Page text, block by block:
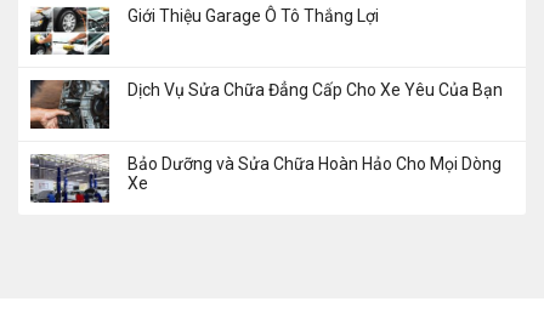
Giới Thiệu Garage Ô Tô Thắng Lợi
Dịch Vụ Sửa Chữa Đẳng Cấp Cho Xe Yêu Của Bạn
Bảo Dưỡng và Sửa Chữa Hoàn Hảo Cho Mọi Dòng
Xe